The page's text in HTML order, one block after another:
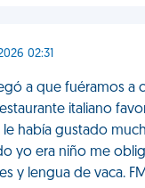
02:31
a que fuéramos a
italiano
había gustado
yo era niño me
y lengua de vaca.